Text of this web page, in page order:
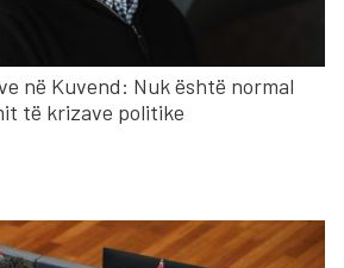
në Kuvend: Nuk është normal
të krizave politike